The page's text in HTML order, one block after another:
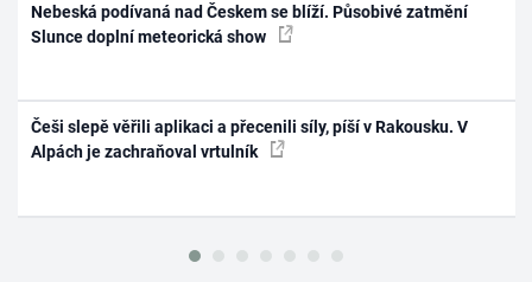
Nebeská podívaná nad Českem se blíží. Působivé zatmění
Slunce doplní meteorická show
Češi slepě věřili aplikaci a přecenili síly, píší v Rakousku. V
Alpách je zachraňoval vrtulník